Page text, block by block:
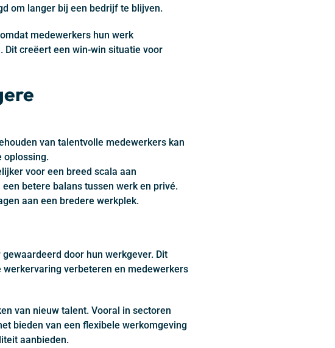
om langer bij een bedrijf te blijven.
medewerkers hun werk
creëert een win-win situatie voor
van talentvolle medewerkers kan
oplossing.
voor een breed scala aan
betere balans tussen werk en privé.
aan een bredere werkplek.
door hun werkgever. Dit
verbeteren en medewerkers
van nieuw talent. Vooral in sectoren
bieden van een flexibele werkomgeving
aanbieden.